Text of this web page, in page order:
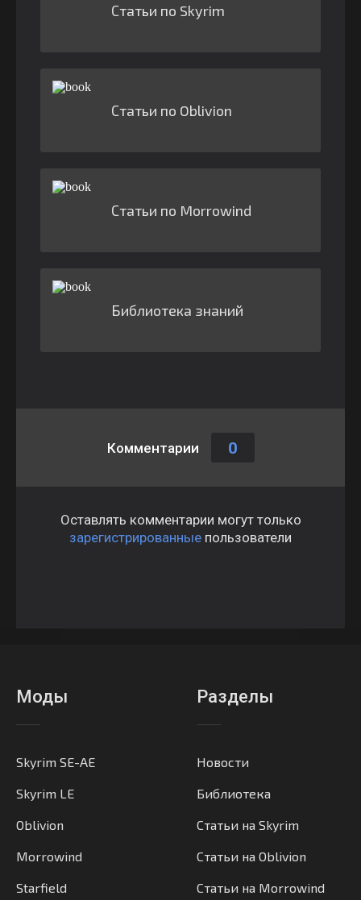
Статьи по Skyrim
Статьи по Oblivion
Статьи по Morrowind
Библиотека знаний
Комментарии 0
Оставлять комментарии могут только
зарегистрированные пользователи
Моды
Skyrim SE-AE
Skyrim LE
Oblivion
Morrowind
Starfield
Разделы
Новости
Библиотека
Статьи на Skyrim
Статьи на Oblivion
Статьи на Morrowind